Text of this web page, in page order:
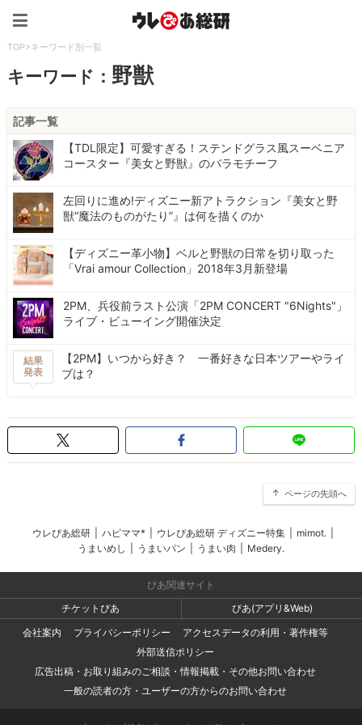
TOP>キーワード別一覧
キーワード：野獣
記事一覧
【TDL限定】可愛すぎる！ステンドグラス風スーベニア
コースター『美女と野獣』のバラモチーフ
左回りに進め!ディズニー新アトラクション『美女と野
獣“魔法のものがたり”』は何を描くのか
【ディズニー革小物】ベルと野獣の日常を切り取った
「Vrai amour Collection」2018年3月新登場
2PM、兵役前ラスト公演「2PM CONCERT "6Nights"」
ライブ・ビューイング開催決定
結果
発表
【2PM】いつから好き？ 一番好きな日本ツアーやライ
ブは？
ページの先頭へ
ウレぴあ総研 ハピママ* ウレぴあ総研 ディズニー特集 mimot.
うまいめし
うまいパン うまい肉 Medery.
ぴあ関連サイト
チケットぴあ
ぴあ(アプリ&Web)
会社案内
プライバシーポリシー
アクセスデータの利用・著作権等
外部送信ポリシー
広告出稿・お取り組みのご相談・情報掲載・その他お問い合わせ
一般の読者の方・ユーザーの方からのお問い合わせ